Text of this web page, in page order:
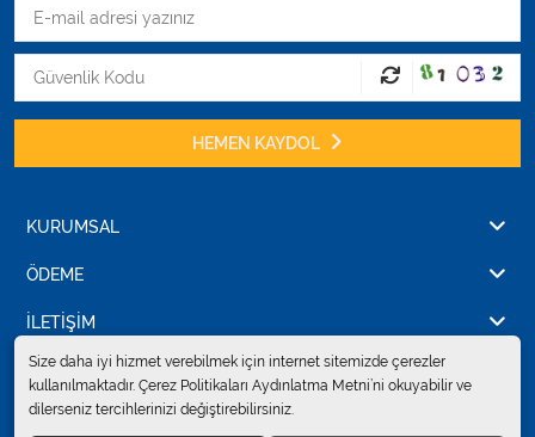
HEMEN KAYDOL
KURUMSAL
ÖDEME
İLETİŞİM
© 2024Erkent Sağlık Ürünleri Pazarlama San.ve Tic. Ltd.Şti.
Size daha iyi hizmet verebilmek için internet sitemizde çerezler
kullanılmaktadır. Çerez Politikaları Aydınlatma Metni’ni okuyabilir ve
dilerseniz tercihlerinizi değiştirebilirsiniz.